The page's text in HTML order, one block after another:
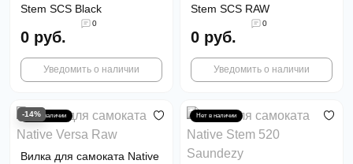
Stem SCS Black
0
0 руб.
Уведомить о наличии
Stem SCS RAW
0
0 руб.
Уведомить о наличии
-14%
Нет в наличии
Вилка для самоката Native
Нет в наличии